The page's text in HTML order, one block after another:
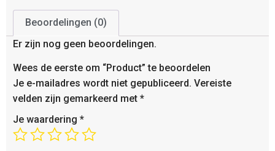
Beoordelingen (0)
Er zijn nog geen beoordelingen.
Wees de eerste om “Product” te beoordelen
Je e-mailadres wordt niet gepubliceerd. Vereiste
velden zijn gemarkeerd met *
Je waardering *